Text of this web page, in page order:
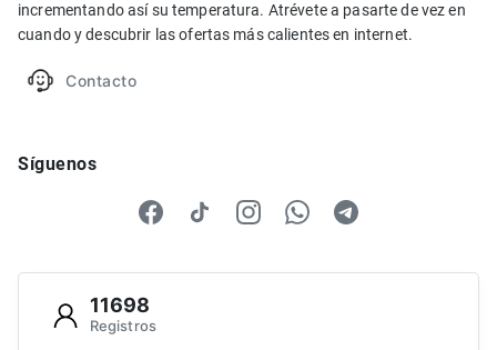
incrementando así su temperatura. Atrévete a pasarte de vez en
cuando y descubrir las ofertas más calientes en internet.
Contacto
Síguenos
11698
Registros